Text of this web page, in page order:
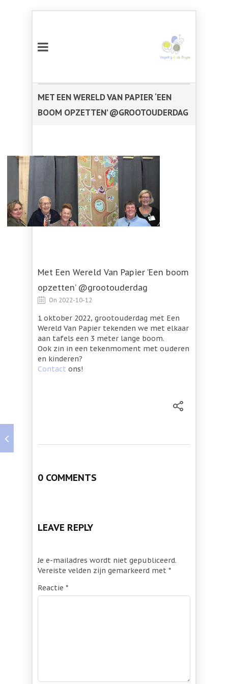
MET EEN WERELD VAN PAPIER ‘EEN
BOOM OPZETTEN’ @GROOTOUDERDAG
Met Een Wereld Van Papier ‘Een boom
opzetten’ @grootouderdag
On 2022-10-12
1 oktober 2022, grootouderdag met Een
Wereld Van Papier tekenden we met elkaar
aan tafels een 3 meter lange boom.
Ook zin in een tekenmoment met ouderen
en kinderen?
Contact ons!
0 COMMENTS
LEAVE REPLY
Je e-mailadres wordt niet gepubliceerd.
Vereiste velden zijn gemarkeerd met *
Reactie *